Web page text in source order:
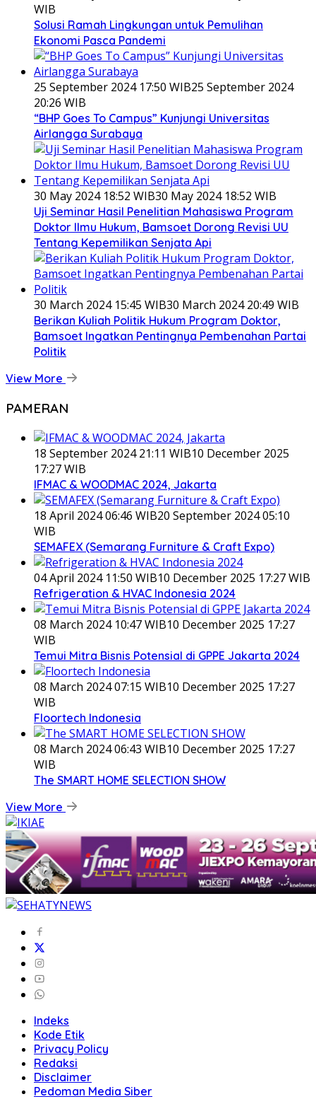
WIB
Solusi Ramah Lingkungan untuk Pemulihan
Ekonomi Pasca Pandemi
25 September 2024 17:50 WIB25 September 2024
20:26 WIB
“BHP Goes To Campus” Kunjungi Universitas
Airlangga Surabaya
30 May 2024 18:52 WIB30 May 2024 18:52 WIB
Uji Seminar Hasil Penelitian Mahasiswa Program
Doktor Ilmu Hukum, Bamsoet Dorong Revisi UU
Tentang Kepemilikan Senjata Api
30 March 2024 15:45 WIB30 March 2024 20:49 WIB
Berikan Kuliah Politik Hukum Program Doktor,
Bamsoet Ingatkan Pentingnya Pembenahan Partai
Politik
View More
PAMERAN
18 September 2024 21:11 WIB10 December 2025
17:27 WIB
IFMAC & WOODMAC 2024, Jakarta
18 April 2024 06:46 WIB20 September 2024 05:10
WIB
SEMAFEX (Semarang Furniture & Craft Expo)
04 April 2024 11:50 WIB10 December 2025 17:27 WIB
Refrigeration & HVAC Indonesia 2024
08 March 2024 10:47 WIB10 December 2025 17:27
WIB
Temui Mitra Bisnis Potensial di GPPE Jakarta 2024
08 March 2024 07:15 WIB10 December 2025 17:27
WIB
Floortech Indonesia
08 March 2024 06:43 WIB10 December 2025 17:27
WIB
The SMART HOME SELECTION SHOW
View More
Indeks
Kode Etik
Privacy Policy
Redaksi
Disclaimer
Pedoman Media Siber